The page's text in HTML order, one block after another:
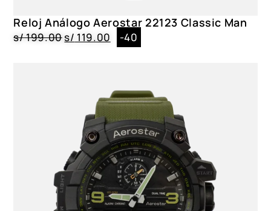
Género
Dama
Reloj Análogo Aerostar 22123 Classic Man
s/199.00s/ 119.00 -40